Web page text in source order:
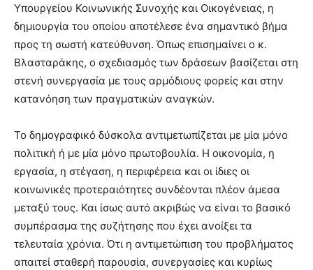
Υπουργείου Κοινωνικής Συνοχής και Οικογένειας, η
δημιουργία του οποίου αποτέλεσε ένα σημαντικό βήμα
προς τη σωστή κατεύθυνση. Όπως επισημαίνει ο κ.
Βλασταράκης, ο σχεδιασμός των δράσεων βασίζεται στη
στενή συνεργασία με τους αρμόδιους φορείς και στην
κατανόηση των πραγματικών αναγκών.
Το δημογραφικό δύσκολα αντιμετωπίζεται με μία μόνο
πολιτική ή με μία μόνο πρωτοβουλία. Η οικονομία, η
εργασία, η στέγαση, η περιφέρεια και οι ίδιες οι
κοινωνικές προτεραιότητες συνδέονται πλέον άμεσα
μεταξύ τους. Και ίσως αυτό ακριβώς να είναι το βασικό
συμπέρασμα της συζήτησης που έχει ανοίξει τα
τελευταία χρόνια. Ότι η αντιμετώπιση του προβλήματος
απαιτεί σταθερή παρουσία, συνεργασίες και κυρίως